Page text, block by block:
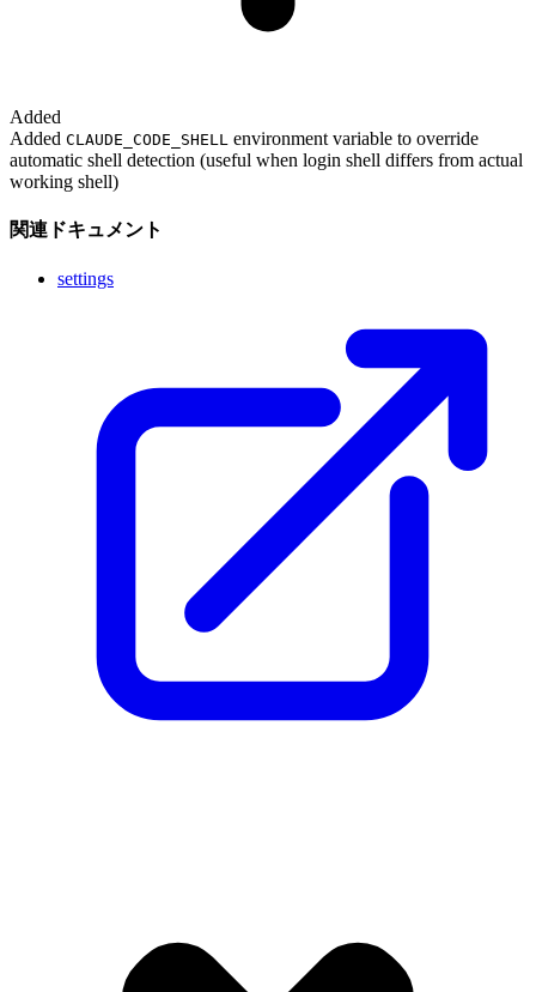
Added
Added CLAUDE_CODE_SHELL environment variable to override
automatic shell detection (useful when login shell differs from actual
working shell)
関連ドキュメント
settings